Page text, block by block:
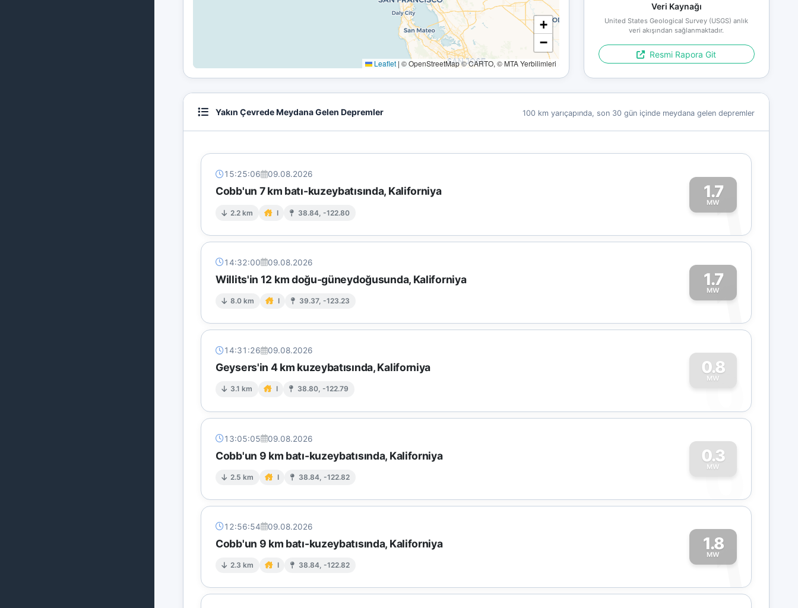
+
−
Leaflet | © OpenStreetMap © CARTO, © MTA Yerbilimleri
Veri Kaynağı
United States Geological Survey (USGS) anlık
veri akışından sağlanmaktadır.
Resmi Rapora Git
Yakın Çevrede Meydana Gelen Depremler 100 km yarıçapında, son 30 gün içinde meydana gelen depremler
15:25:06 09.08.2026
Cobb'un 7 km batı-kuzeybatısında, Kaliforniya
2.2 km I 38.84, -122.80
1.7
MW
1
14:32:00 09.08.2026
Willits'in 12 km doğu-güneydoğusunda, Kaliforniya
8.0 km I 39.37, -123.23
1.7
MW
1
14:31:26 09.08.2026
Geysers'in 4 km kuzeybatısında, Kaliforniya
3.1 km I 38.80, -122.79
0.8
MW
0
13:05:05 09.08.2026
Cobb'un 9 km batı-kuzeybatısında, Kaliforniya
2.5 km I 38.84, -122.82
0.3
MW
0
12:56:54 09.08.2026
Cobb'un 9 km batı-kuzeybatısında, Kaliforniya
2.3 km I 38.84, -122.82
1.8
MW
1